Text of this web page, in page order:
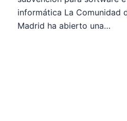
informática La Comunidad
Madrid ha abierto una…